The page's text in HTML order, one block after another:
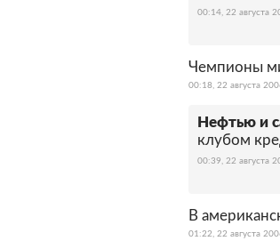
00:14, 22 августа
Чемпионы
00:18, 22 августа
Нефтью и
клубом
00:39, 22 августа
В
01:22, 22 августа